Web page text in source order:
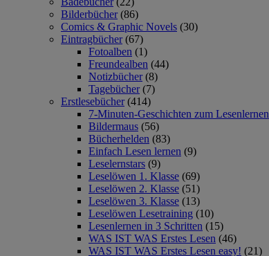
Bilderbücher (86)
Comics & Graphic Novels (30)
Eintragbücher (67)
Fotoalben (1)
Freundealben (44)
Notizbücher (8)
Tagebücher (7)
Erstlesebücher (414)
7-Minuten-Geschichten zum Lesenlernen
Bildermaus (56)
Bücherhelden (83)
Einfach Lesen lernen (9)
Leselernstars (9)
Leselöwen 1. Klasse (69)
Leselöwen 2. Klasse (51)
Leselöwen 3. Klasse (13)
Leselöwen Lesetraining (10)
Lesenlernen in 3 Schritten (15)
WAS IST WAS Erstes Lesen (46)
WAS IST WAS Erstes Lesen easy! (21)